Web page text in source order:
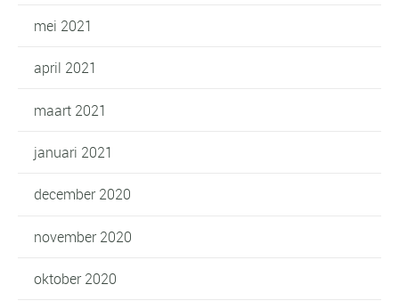
mei 2021
april 2021
maart 2021
januari 2021
december 2020
november 2020
oktober 2020